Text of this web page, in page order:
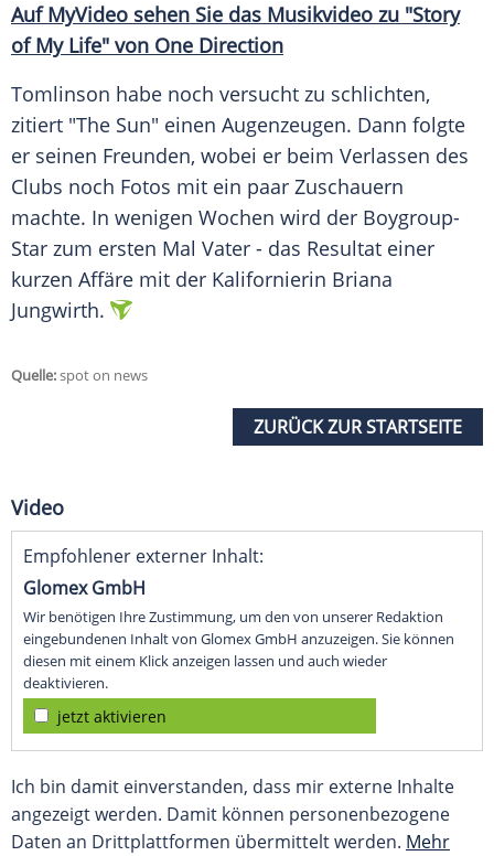
AufMyVideo sehen Sie das Musikvideo zu "Story
of My Life" von One Direction
Tomlinson habe noch versucht zu schlichten,
zitiert "The Sun" einen Augenzeugen. Dann folgte
er seinen Freunden, wobei er beim Verlassen des
Clubs noch Fotos mit ein paar Zuschauern
machte. In wenigen Wochen wird der Boygroup-
Star zum ersten Mal Vater - das Resultat einer
kurzen Affäre mit der Kalifornierin Briana
Jungwirth.
Quelle:spot on news
ZURÜCK ZUR STARTSEITE
Video
Empfohlener externer Inhalt:
Glomex GmbH
Wir benötigen Ihre Zustimmung, um den von unserer Redaktion
eingebundenen Inhalt von Glomex GmbH anzuzeigen. Sie können
diesen mit einem Klick anzeigen lassen und auch wieder
deaktivieren.
jetzt aktivieren
Ich bin damit einverstanden, dass mir externe Inhalte
angezeigt werden. Damit können personenbezogene
Daten an Drittplattformen übermittelt werden. Mehr